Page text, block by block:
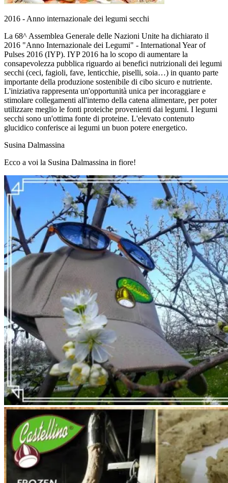
2016 - Anno internazionale dei legumi secchi
La 68^ Assemblea Generale delle Nazioni Unite ha dichiarato il
2016 "Anno Internazionale dei Legumi" - International Year of
Pulses 2016 (IYP). IYP 2016 ha lo scopo di aumentare la
consapevolezza pubblica riguardo ai benefici nutrizionali dei legumi
secchi (ceci, fagioli, fave, lenticchie, piselli, soia…) in quanto parte
importante della produzione sostenibile di cibo sicuro e nutriente.
L'iniziativa rappresenta un'opportunità unica per incoraggiare e
stimolare collegamenti all'interno della catena alimentare, per poter
utilizzare meglio le fonti proteiche provenienti dai legumi. I legumi
secchi sono un'ottima fonte di proteine. L'elevato contenuto
glucidico conferisce ai legumi un buon potere energetico.
Susina Dalmassina
Ecco a voi la Susina Dalmassina in fiore!